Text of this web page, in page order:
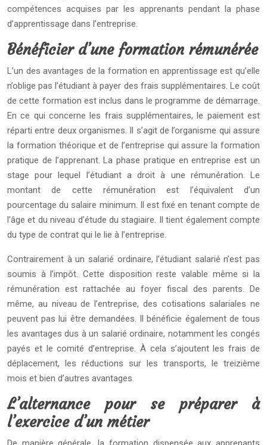
compétences acquises par les apprenants pendant la phase
d’apprentissage dans l’entreprise.
Bénéficier d’une formation rémunérée
L’un des avantages de la formation en apprentissage est qu’elle
n’oblige pas l’étudiant à payer des frais supplémentaires. Le coût
de cette formation est inclus dans le programme de démarrage.
En ce qui concerne les frais supplémentaires, le paiement est
réparti entre deux organismes. Il s’agit de l’organisme qui assure
la formation théorique et de l’entreprise qui assure la formation
pratique de l’apprenant. La phase pratique en entreprise est un
stage pour lequel l’étudiant a droit à une rémunération. Le
montant de cette rémunération est l’équivalent d’un
pourcentage du salaire minimum. Il est fixé en tenant compte de
l’âge et du niveau d’étude du stagiaire. Il tient également compte
du type de contrat qui le lie à l’entreprise.
Contrairement à un salarié ordinaire, l’étudiant salarié n’est pas
soumis à l’impôt. Cette disposition reste valable même si la
rémunération est rattachée au foyer fiscal des parents. De
même, au niveau de l’entreprise, des cotisations salariales ne
peuvent pas lui être demandées. Il bénéficie également de tous
les avantages dus à un salarié ordinaire, notamment les congés
payés et le comité d’entreprise. À cela s’ajoutent les frais de
déplacement, les réductions sur les transports, le treizième
mois et bien d’autres avantages.
L’alternance pour se préparer à
l’exercice d’un métier